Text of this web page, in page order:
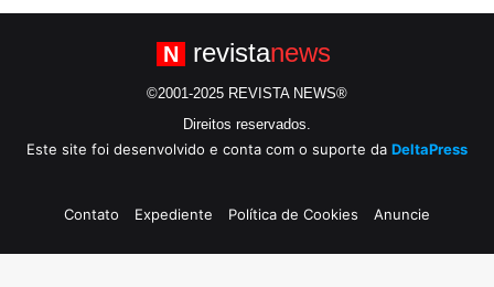
N revistanews
©2001-2025 REVISTA NEWS®
Direitos reservados.
Este site foi desenvolvido e conta com o suporte da DeltaPress
Contato Expediente Política de Cookies Anuncie